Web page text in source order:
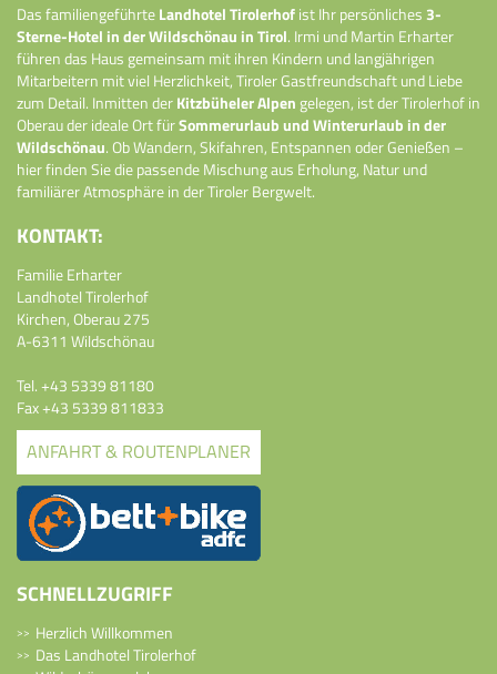
Das familiengeführteLandhotel Tirolerhofist Ihr persönliches 3-
Sterne-Hotel in der Wildschönau in Tirol. Irmi und Martin Erharter
führen das Haus gemeinsam mit ihren Kindern und langjährigen
Mitarbeitern mit viel Herzlichkeit, Tiroler Gastfreundschaft und Liebe
zum Detail. Inmitten derKitzbüheler Alpengelegen, ist der Tirolerhof in
Oberau der ideale Ort fürSommerurlaub und Winterurlaub in der
Wildschönau. Ob Wandern, Skifahren, Entspannen oder Genießen –
hier finden Sie die passende Mischung aus Erholung, Natur und
familiärer Atmosphäre in der Tiroler Bergwelt.
KONTAKT:
Familie Erharter
Landhotel Tirolerhof
Kirchen, Oberau 275
A-6311 Wildschönau
Tel.+43 5339 81180
Fax +43 5339 811833
ANFAHRT & ROUTENPLANER
SCHNELLZUGRIFF
Herzlich Willkommen
Das Landhotel Tirolerhof